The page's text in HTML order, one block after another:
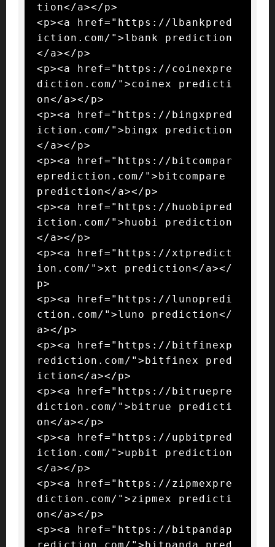
tion</a></p>
<p><a href="https://lbankpred
iction.com/">lbank prediction
</a></p>
<p><a href="https://coinexpre
diction.com/">coinex predicti
on</a></p>
<p><a href="https://bingxpred
iction.com/">bingx prediction
</a></p>
<p><a href="https://bitcompar
eprediction.com/">bitcompare
prediction</a></p>
<p><a href="https://huobipred
iction.com/">huobi prediction
</a></p>
<p><a href="https://xtpredict
ion.com/">xt prediction</a></
p>
<p><a href="https://lunopredi
ction.com/">luno prediction</
a></p>
<p><a href="https://bitfinexp
rediction.com/">bitfinex pred
iction</a></p>
<p><a href="https://bitruepre
diction.com/">bitrue predicti
on</a></p>
<p><a href="https://upbitpred
iction.com/">upbit prediction
</a></p>
<p><a href="https://zipmexpre
diction.com/">zipmex predicti
on</a></p>
<p><a href="https://bitpandap